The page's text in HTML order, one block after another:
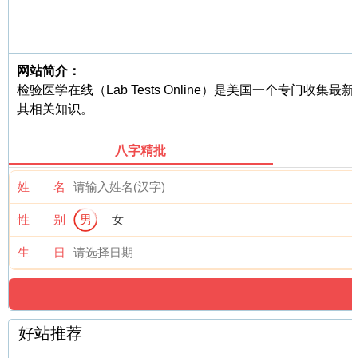
网站简介：
检验医学在线（Lab Tests Online）是美国一个专门收集
其相关知识。
八字精批
姓 名
性 别 男 女
生 日
好站推荐